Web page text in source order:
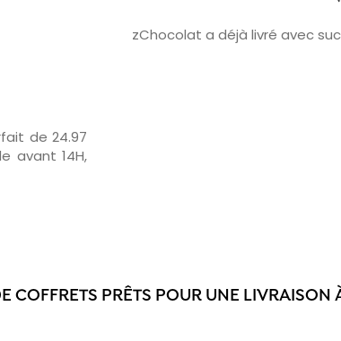
de 24.97
avant 14H,
zChocolat a déjà livré avec
COFFRETS PRÊTS POUR UNE LIVRAISON